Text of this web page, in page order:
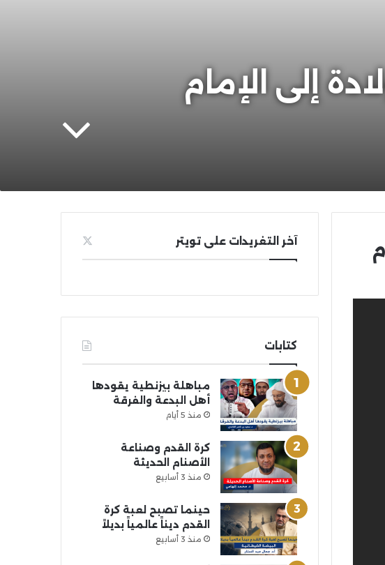
إلى الإمام
آخر التغريدات على تويتر
كتابات
مباهلة بيزنطية يقودها
أهل البدعة والفرقة
منذ 5 أيام
كرة القدم وصناعة
الأصنام الحديثة
منذ 3 أسابيع
حينما تصبح لعبة كرة
القدم ديناً عالمياً بديلاً
منذ 3 أسابيع